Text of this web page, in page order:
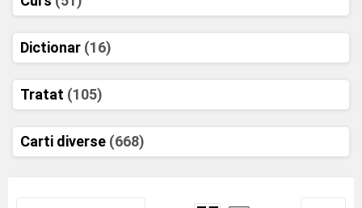
Dictionar (16)
Tratat (105)
Carti diverse (668)